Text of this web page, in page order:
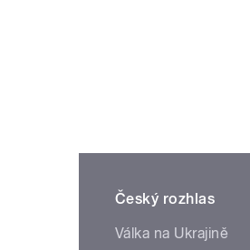
Český rozhlas
Válka na Ukrajině